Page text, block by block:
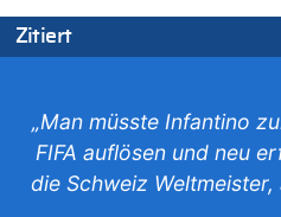
Politischer Eklat bei der
„Schwerwiegende und
„Schwerwiegende und
09.08.2026 - 10:07 von erbo zu
Leipzig, Mechernich und die
Drohnen mit Strengstoff? War
Zitiert
„Man müsste Infantino
FIFA auflösen und neu
die Schweiz